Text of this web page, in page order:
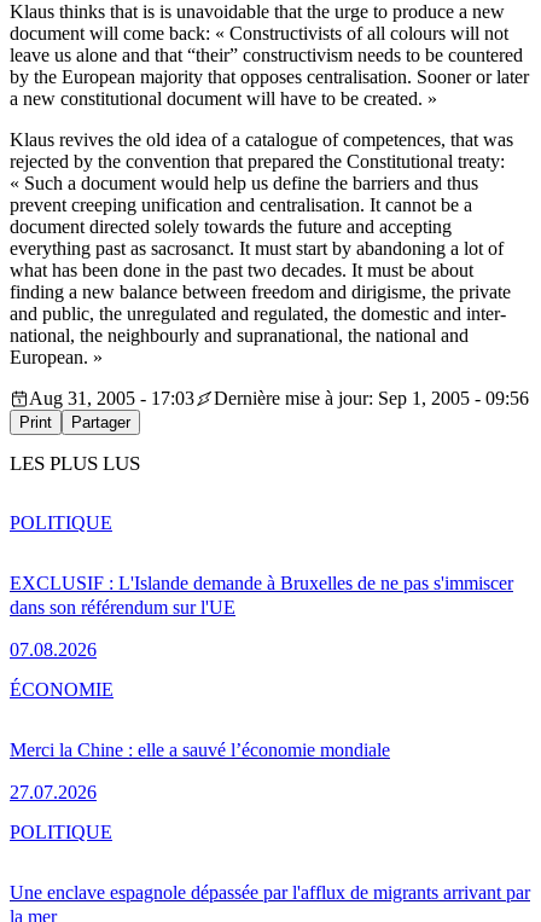
Klaus thinks that is is unavoidable that the urge to produce a new
document will come back: « Constructivists of all colours will not
leave us alone and that “their” constructivism needs to be countered
by the European majority that opposes centralisation. Sooner or later
a new constitutional document will have to be created. »
Klaus revives the old idea of a catalogue of competences, that was
rejected by the convention that prepared the Constitutional treaty:
« Such a document would help us define the barriers and thus
prevent creeping unification and centralisation. It cannot be a
document directed solely towards the future and accepting
everything past as sacrosanct. It must start by abandoning a lot of
what has been done in the past two decades. It must be about
finding a new balance between freedom and dirigisme, the private
and public, the unregulated and regulated, the domestic and inter­
national, the neighbourly and supra­national, the national and
European. »
Aug 31, 2005 - 17:03
Dernière mise à jour: Sep 1, 2005 - 09:56
Print Partager
LES PLUS LUS
EXCLUSIF : L'Islande demande à Bruxelles de ne pas s'immiscer
dans son référendum sur l'UE
07.08.2026
POLITIQUE
Merci la Chine : elle a sauvé l’économie mondiale
27.07.2026
ÉCONOMIE
Une enclave espagnole dépassée par l'afflux de migrants arrivant par
la mer
POLITIQUE